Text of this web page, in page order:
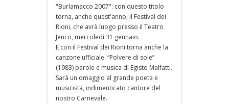
"Burlamacco 2007": con questo titolo
torna, anche quest'anno, il Festival dei
Rioni, che avrà luogo presso il Teatro
Jenco, mercoledì 31 gennaio.
E con il Festival dei Rioni torna anche la
canzone ufficiale. “Polvere di sole”
(1983) parole e musica di Egisto Malfatti.
Sarà un omaggio al grande poeta e
musicista, indimenticato cantore del
nostro Carnevale.